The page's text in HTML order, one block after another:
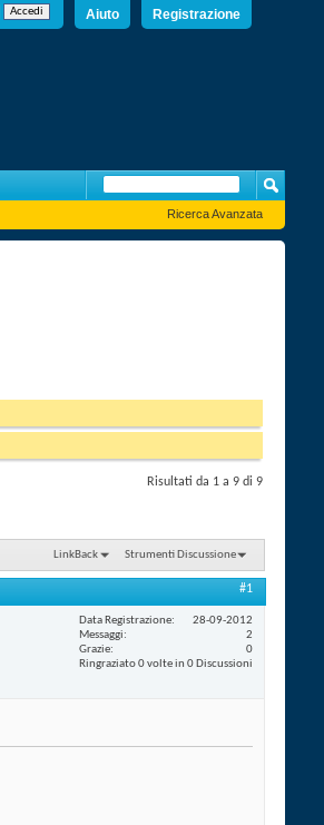
Registrazione
Aiuto
Ricerca Avanzata
Risultati da 1 a 9 di 9
LinkBack Strumenti Discussione
#1
Data Registrazione
28-09-2012
Messaggi
2
Grazie
0
Ringraziato 0 volte in 0 Discussioni